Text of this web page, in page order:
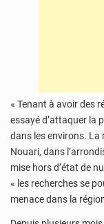
« Tenant à avoir des
essayé d’attaquer la
dans les environs. La
Nouari, dans
mise hors d’état de
« les recherches se
menace dans la